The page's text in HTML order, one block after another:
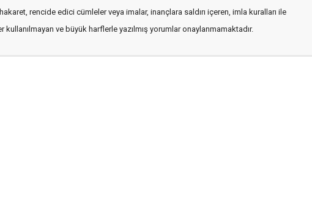
rencide edici cümleler veya imalar, inançlara saldırı içeren, imla kuralları ile
kullanılmayan ve büyük harflerle yazılmış yorumlar onaylanmamaktadır.